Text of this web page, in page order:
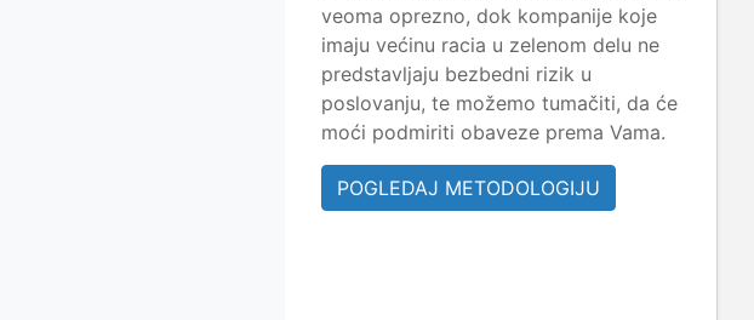
veoma oprezno, dok kompanije koje
imaju većinu racia u zelenom delu ne
predstavljaju bezbedni rizik u
poslovanju, te možemo tumačiti, da će
moći podmiriti obaveze prema Vama.
POGLEDAJ METODOLOGIJU